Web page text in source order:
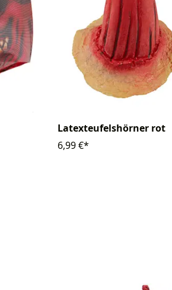
Latexteufelshörner rot
6,99 €*